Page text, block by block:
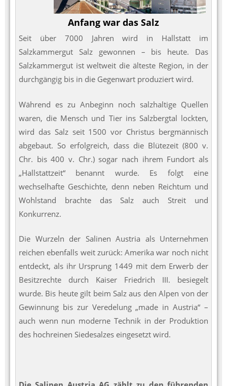
Anfang war das Salz
Seit über 7000 Jahren wird in Hallstatt im
Salzkammergut Salz gewonnen – bis heute. Das
Salzkammergut ist weltweit die älteste Region, in der
durchgängig bis in die Gegenwart produziert wird.
Während es zu Anbeginn noch salzhaltige Quellen
waren, die Mensch und Tier ins Salzbergtal lockten,
wird das Salz seit 1500 vor Christus bergmännisch
abgebaut. So erfolgreich, dass die Blütezeit (800 v.
Chr. bis 400 v. Chr.) sogar nach ihrem Fundort als
„Hallstattzeit“ benannt wurde. Es folgt eine
wechselhafte Geschichte, denn neben Reichtum und
Wohlstand brachte das Salz auch Streit und
Konkurrenz.
Die Wurzeln der Salinen Austria als Unternehmen
reichen ebenfalls weit zurück: Amerika war noch nicht
entdeckt, als ihr Ursprung 1449 mit dem Erwerb der
Besitzrechte durch Kaiser Friedrich III. besiegelt
wurde. Bis heute gilt beim Salz aus den Alpen von der
Gewinnung bis zur Veredelung „made in Austria“ –
auch wenn nun moderne Technik in der Produktion
des hochreinen Siedesalzes eingesetzt wird.